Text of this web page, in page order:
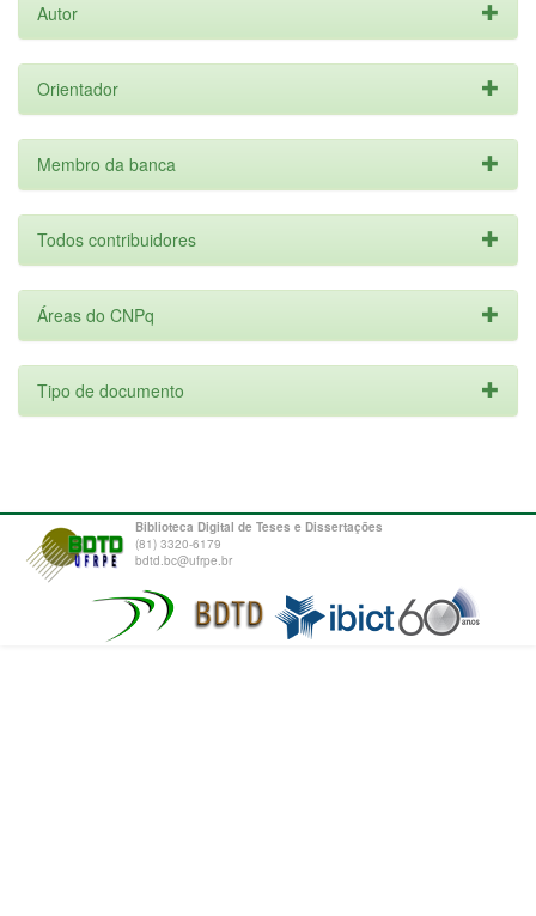
Autor
Orientador
Membro da banca
Todos contribuidores
Áreas do CNPq
Tipo de documento
Biblioteca Digital de Teses e Dissertações
(81) 3320-6179
bdtd.bc@ufrpe.br